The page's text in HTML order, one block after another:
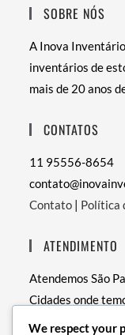
SOBRE NÓS
A Inova
inventários de
mais de 20 anos
CONTATOS
11 95556-8654
Contato | Política
ATENDIMENTO
Atendemos São
Cidades onde
• RJ – Rio de
We respect your